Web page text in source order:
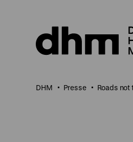
Seiteninhalt
springen
DHM Presse Roads not